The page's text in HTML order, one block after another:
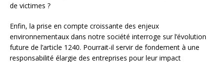
de victimes ?
Enfin, la prise en compte croissante des enjeux
environnementaux dans notre société interroge sur l’évolution
future de l’article 1240. Pourrait-il servir de fondement à une
responsabilité élargie des entreprises pour leur impact